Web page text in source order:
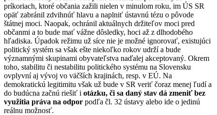
príkoriach, ktoré občania zažili nielen v minulom roku, im ÚS SR
opäť zabránil zdvihnúť hlavu a naplniť ústavnú tézu o pôvode
štátnej moci. Naopak, ochránil aktuálnych držiteľov moci pred
občanmi a to bude mať vážne dôsledky, hoci až z dlhodobého
hľadiska. Úpadok režimu už síce nie je možné ignorovať, existujúci
politický systém sa však ešte niekoľko rokov udrží a bude
významnými skupinami obyvateľstva naďalej akceptovaný. Okrem
toho, stabilitu či nestabilitu politického systému na Slovensku
ovplyvní aj vývoj vo väčších krajinách, resp. v EÚ. Na
demokratickú legitimitu však už bude v SR veriť čoraz menej ľudí a
do budúcna začnú riešiť i otázku, či sa daný stav dá zmeniť bez
využitia práva na odpor podľa čl. 32 ústavy alebo ide o jedinú
reálnu možnosť.